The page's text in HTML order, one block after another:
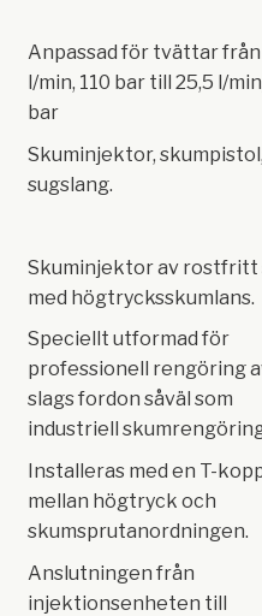
Anpassad för tvättar från
l/min, 110 bar till 25,5 l/
bar
Skuminjektor,
sugslang.
Skuminjektor av rostfritt
med högtrycksskumlans.
Speciellt utformad för
professionell rengöring
slags fordon såväl som
industriell
Installeras med en T-
mellan högtryck och
skumsprutanordningen.
Anslutningen från
injektionsenheten till